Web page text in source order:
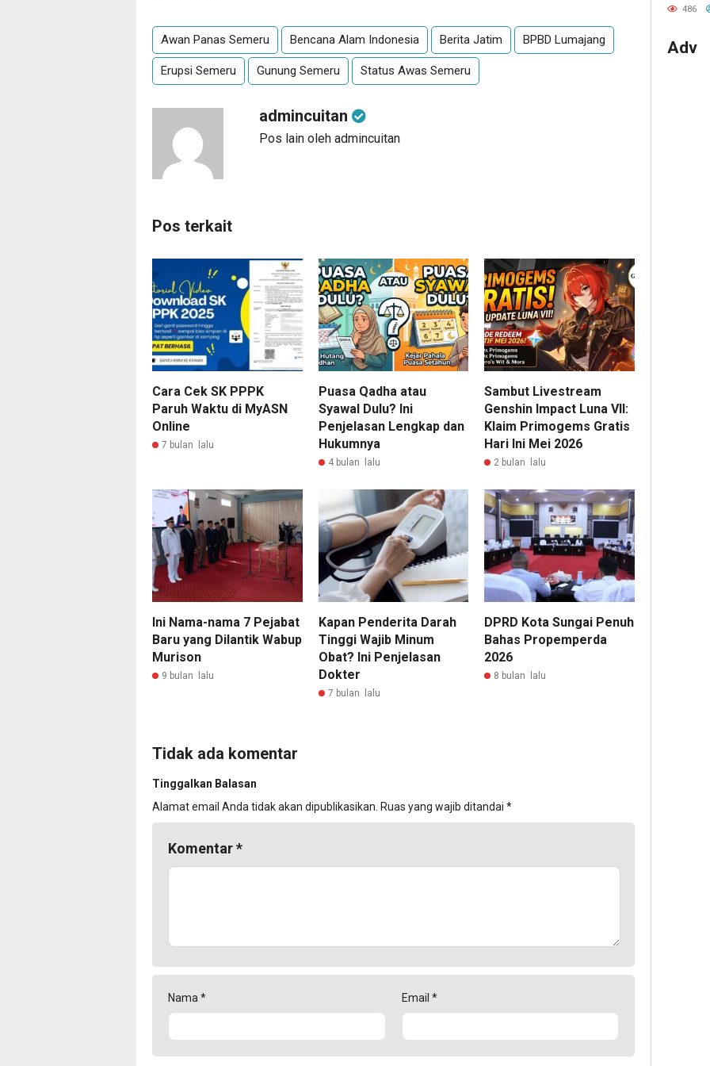
Awan Panas Semeru Bencana Alam Indonesia Berita Jatim BPBD Lumajang
Erupsi Semeru Gunung Semeru Status Awas Semeru
admincuitan
Pos lain oleh admincuitan
Pos terkait
Cara Cek SK PPPK
Paruh Waktu di MyASN
Online
7 bulan lalu
Puasa Qadha atau
Syawal Dulu? Ini
Penjelasan Lengkap dan
Hukumnya
4 bulan lalu
Sambut Livestream
Genshin Impact Luna VII:
Klaim Primogems Gratis
Hari Ini Mei 2026
2 bulan lalu
Ini Nama-nama 7 Pejabat
Baru yang Dilantik Wabup
Murison
9 bulan lalu
Kapan Penderita Darah
Tinggi Wajib Minum
Obat? Ini Penjelasan
Dokter
7 bulan lalu
DPRD Kota Sungai Penuh
Bahas Propemperda
2026
8 bulan lalu
Tidak ada komentar
Tinggalkan Balasan
Alamat email Anda tidak akan dipublikasikan. Ruas yang wajib ditandai *
Komentar*
Nama * Email *
486
Adv